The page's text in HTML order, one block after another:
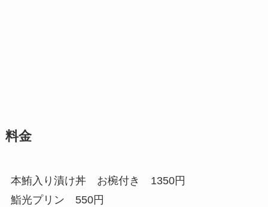
料金
本鮪入り漬け丼 お椀付き 1350円
鮨光プリン 550円